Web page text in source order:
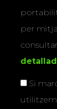
per
Si
utilitzem